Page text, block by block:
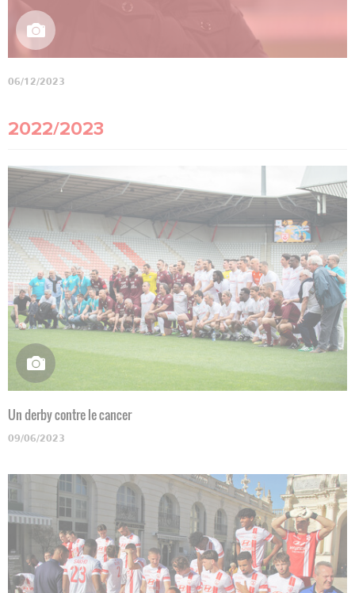
06/12/2023
2022/2023
Un derby contre le cancer
09/06/2023